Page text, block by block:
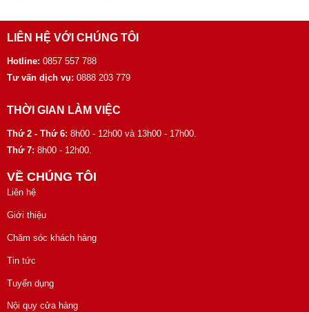
LIÊN HỆ VỚI CHÚNG TÔI
Hotline: 0857 557 788
Tư vấn dịch vụ: 0888 203 779
THỜI GIAN LÀM VIỆC
Thứ 2 - Thứ 6: 8h00 - 12h00 và 13h00 - 17h00.
Thứ 7: 8h00 - 12h00.
VỀ CHÚNG TÔI
Liên hệ
Giới thiệu
Chăm sóc khách hàng
Tin tức
Tuyển dụng
Nội quy cửa hàng